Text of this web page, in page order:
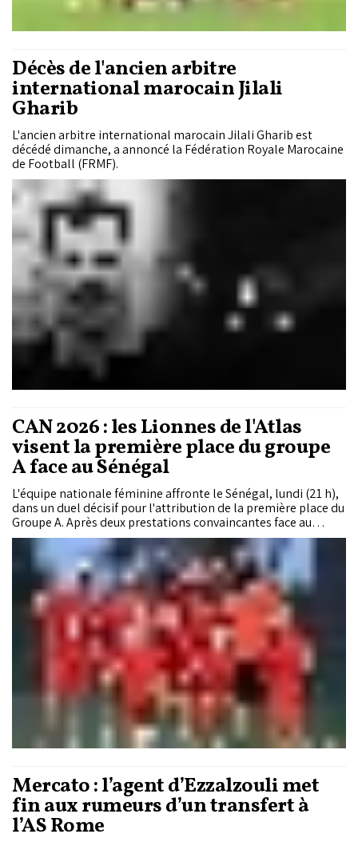
Décès de l'ancien arbitre
international marocain Jilali
Gharib
L'ancien arbitre international marocain Jilali Gharib est
décédé dimanche, a annoncé la Fédération Royale Marocaine
de Football (FRMF).
CAN 2026 : les Lionnes de l'Atlas
visent la première place du groupe
A face au Sénégal
L'équipe nationale féminine affronte le Sénégal, lundi (21 h),
dans un duel décisif pour l'attribution de la première place du
Groupe A. Après deux prestations convaincantes face au
Kenya et l’Algérie, marquées par une efficacité offensive
retrouvée et une solide cohésion collective, les Lionnes de
l'Atlas ont l'opportunité de sceller leur qualification pour les
quarts de finale en position de leader. Devant leur public, les
joueuses marocaines entendent confirmer leur statut de
prétendantes majeures au titre continental face à un
adversaire sous pression. Face aux Marocaines se dresse une
sélection sénégalaise réputée pour son impact athlétique,
qui joue sa survie dans la compétition.
Mercato : l’agent d’Ezzalzouli met
fin aux rumeurs d’un transfert à
l’AS Rome